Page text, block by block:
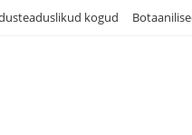
kogud